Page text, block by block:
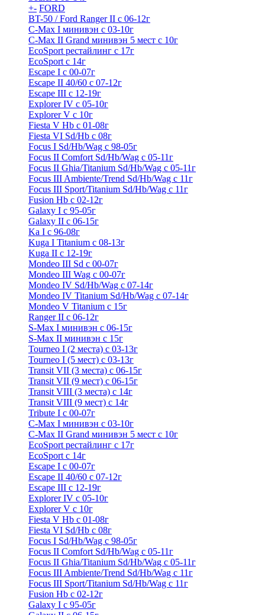
+- FORD
BT-50 / Ford Ranger II с 06-12г
C-Max I минивэн с 03-10г
C-Max II Grand минивэн 5 мест с 10г
EcoSport рестайлинг с 17г
EcoSport с 14г
Escape I с 00-07г
Escape II 40/60 с 07-12г
Escape III с 12-19г
Explorer IV c 05-10г
Explorer V c 10г
Fiesta V Hb с 01-08г
Fiesta VI Sd/Hb с 08г
Focus I Sd/Hb/Wag с 98-05г
Focus II Comfort Sd/Hb/Wag с 05-11г
Focus II Ghia/Titanium Sd/Hb/Wag с 05-11г
Focus III Ambiente/Trend Sd/Hb/Wag с 11г
Focus III Sport/Titanium Sd/Hb/Wag с 11г
Fusion Hb с 02-12г
Galaxy I с 95-05г
Galaxy II c 06-15г
Ka I с 96-08г
Kuga I Titanium с 08-13г
Kuga II c 12-19г
Mondeo III Sd с 00-07г
Mondeo III Wag с 00-07г
Mondeo IV Sd/Hb/Wag с 07-14г
Mondeo IV Titanium Sd/Hb/Wag с 07-14г
Mondeo V Titanium с 15г
Ranger II с 06-12г
S-Max I минивэн с 06-15г
S-Max II минивэн с 15г
Tourneo I (2 места) с 03-13г
Tourneo I (5 мест) с 03-13г
Transit VII (3 места) с 06-15г
Transit VII (9 мест) с 06-15г
Transit VIII (3 места) с 14г
Transit VIII (9 мест) с 14г
Tribute I c 00-07г
C-Max I минивэн с 03-10г
C-Max II Grand минивэн 5 мест с 10г
EcoSport рестайлинг с 17г
EcoSport с 14г
Escape I с 00-07г
Escape II 40/60 с 07-12г
Escape III с 12-19г
Explorer IV c 05-10г
Explorer V c 10г
Fiesta V Hb с 01-08г
Fiesta VI Sd/Hb с 08г
Focus I Sd/Hb/Wag с 98-05г
Focus II Comfort Sd/Hb/Wag с 05-11г
Focus II Ghia/Titanium Sd/Hb/Wag с 05-11г
Focus III Ambiente/Trend Sd/Hb/Wag с 11г
Focus III Sport/Titanium Sd/Hb/Wag с 11г
Fusion Hb с 02-12г
Galaxy I с 95-05г